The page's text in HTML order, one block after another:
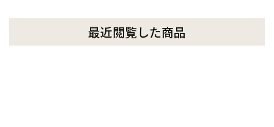
最近閲覧した商品